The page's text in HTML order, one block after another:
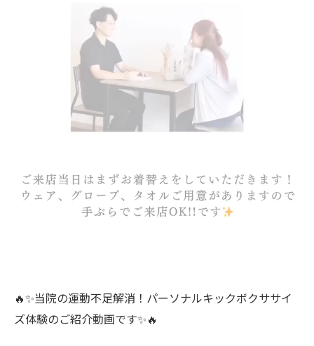
🔥✨当院の運動不足解消！パーソナルキックボクササイ
ズ体験のご紹介動画です✨🔥